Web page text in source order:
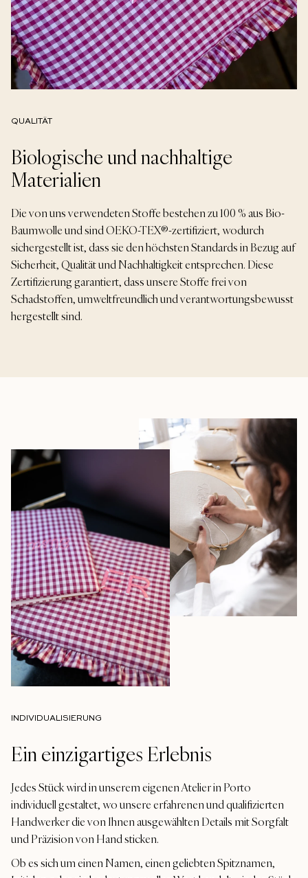
QUALITÄT
Biologische und nachhaltige
Materialien
Die von uns verwendeten Stoffe bestehen zu 100 % aus Bio-
Baumwolle und sind OEKO-TEX®-zertifiziert, wodurch
sichergestellt ist, dass sie den höchsten Standards in Bezug auf
Sicherheit, Qualität und Nachhaltigkeit entsprechen. Diese
Zertifizierung garantiert, dass unsere Stoffe frei von
Schadstoffen, umweltfreundlich und verantwortungsbewusst
hergestellt sind.
INDIVIDUALISIERUNG
Ein einzigartiges Erlebnis
Jedes Stück wird in unserem eigenen Atelier in Porto
individuell gestaltet, wo unsere erfahrenen und qualifizierten
Handwerker die von Ihnen ausgewählten Details mit Sorgfalt
und Präzision von Hand sticken.
Ob es sich um einen Namen, einen geliebten Spitznamen,